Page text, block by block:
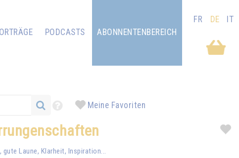
PODCASTS ABONNENTENBEREICH
FR DE IT
Meine Favoriten
Laune, Klarheit, Inspiration...